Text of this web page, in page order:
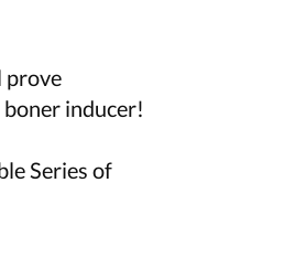
prove
inducer!
Series of